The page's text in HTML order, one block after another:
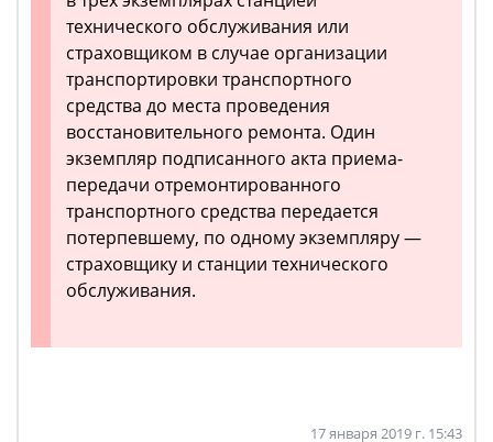
технического обслуживания или
страховщиком в случае организации
транспортировки транспортного
средства до места проведения
восстановительного ремонта. Один
экземпляр подписанного акта приема-
передачи отремонтированного
транспортного средства передается
потерпевшему, по одному экземпляру —
страховщику и станции технического
обслуживания.
17 января 2019 г. 15:43